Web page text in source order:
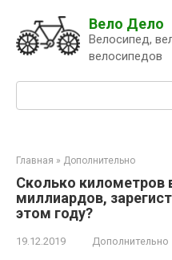
контенту
Вело Дело
Велосипед,
велосипедов
Главная » Дополнительно
Сколько километров
миллиардов,
этом году?
19.12.2019 Дополнительно